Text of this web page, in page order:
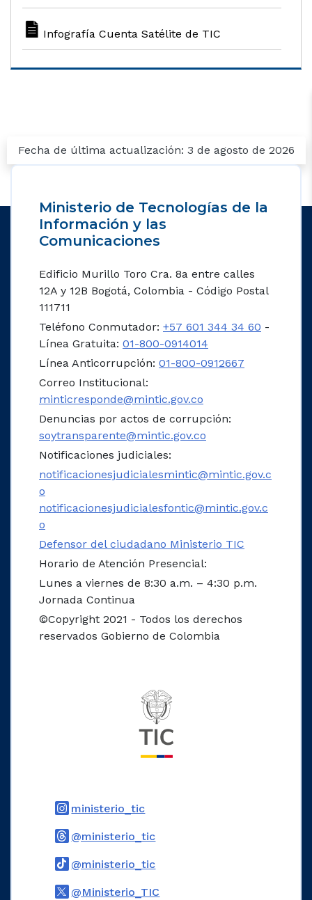
Infografía Cuenta Satélite de TIC
Fecha de última actualización: 3 de agosto de 2026
Ministerio de Tecnologías de la
Información y las
Comunicaciones
Edificio Murillo Toro Cra. 8a entre calles
12A y 12B Bogotá, Colombia - Código Postal
111711
Teléfono Conmutador: +57 601 344 34 60 -
Línea Gratuita: 01-800-0914014
Línea Anticorrupción: 01-800-0912667
Correo Institucional:
minticresponde@mintic.gov.co
Denuncias por actos de corrupción:
soytransparente@mintic.gov.co
Notificaciones judiciales:
notificacionesjudicialesmintic@mintic.gov.c
o
notificacionesjudicialesfontic@mintic.gov.c
o
Defensor del ciudadano Ministerio TIC
Horario de Atención Presencial:
Lunes a viernes de 8:30 a.m. – 4:30 p.m.
Jornada Continua
©Copyright 2021 - Todos los derechos
reservados Gobierno de Colombia
ministerio_ticLogo Instagram
@ministerio_ticLogo Threads
@ministerio_ticLogo Tiktok
@Ministerio_TIC